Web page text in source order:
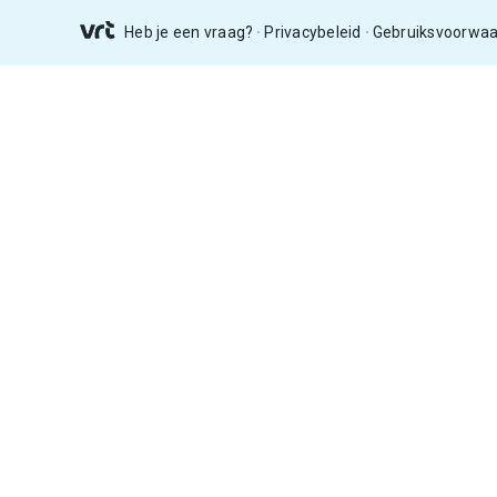
Heb je een vraag? Privacybeleid